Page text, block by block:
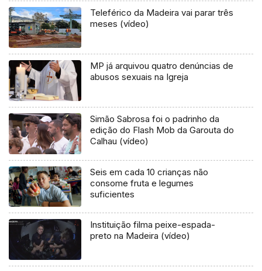
Teleférico da Madeira vai parar três
meses (vídeo)
MP já arquivou quatro denúncias de
abusos sexuais na Igreja
Simão Sabrosa foi o padrinho da
edição do Flash Mob da Garouta do
Calhau (vídeo)
Seis em cada 10 crianças não
consome fruta e legumes
suficientes
Instituição filma peixe-espada-
preto na Madeira (vídeo)